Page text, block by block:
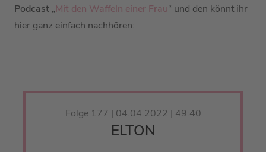
Podcast „Mit den Waffeln einer Frau“ und den könnt ihr
hier ganz einfach nachhören:
Folge 177 | 04.04.2022 | 49:40
ELTON